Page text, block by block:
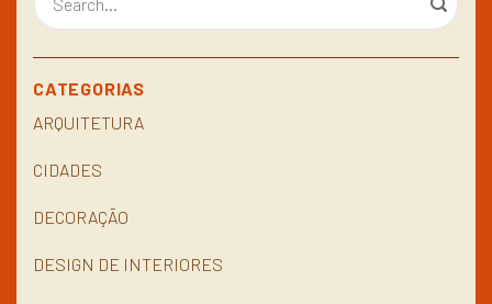
CATEGORIAS
ARQUITETURA
CIDADES
DECORAÇÃO
DESIGN DE INTERIORES